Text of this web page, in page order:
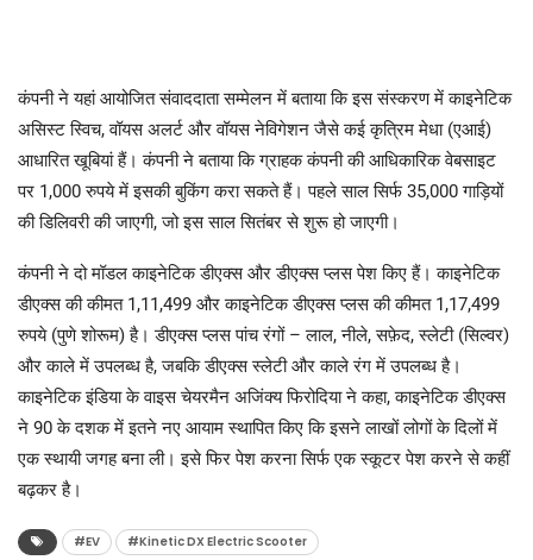
कंपनी ने यहां आयोजित संवाददाता सम्मेलन में बताया कि इस संस्करण में काइनेटिक
असिस्ट स्विच, वॉयस अलर्ट और वॉयस नेविगेशन जैसे कई कृत्रिम मेधा (एआई)
आधारित खूबियां हैं। कंपनी ने बताया कि ग्राहक कंपनी की आधिकारिक वेबसाइट
पर 1,000 रुपये में इसकी बुकिंग करा सकते हैं। पहले साल सिर्फ 35,000 गाड़ियों
की डिलिवरी की जाएगी, जो इस साल सितंबर से शुरू हो जाएगी।
कंपनी ने दो मॉडल काइनेटिक डीएक्स और डीएक्स प्लस पेश किए हैं। काइनेटिक
डीएक्स की कीमत 1,11,499 और काइनेटिक डीएक्स प्लस की कीमत 1,17,499
रुपये (पुणे शोरूम) है। डीएक्स प्लस पांच रंगों – लाल, नीले, सफ़ेद, स्लेटी (सिल्वर)
और काले में उपलब्ध है, जबकि डीएक्स स्लेटी और काले रंग में उपलब्ध है।
काइनेटिक इंडिया के वाइस चेयरमैन अजिंक्य फिरोदिया ने कहा, काइनेटिक डीएक्स
ने 90 के दशक में इतने नए आयाम स्थापित किए कि इसने लाखों लोगों के दिलों में
एक स्थायी जगह बना ली। इसे फिर पेश करना सिर्फ एक स्कूटर पेश करने से कहीं
बढ़कर है।
#EV #Kinetic DX Electric Scooter